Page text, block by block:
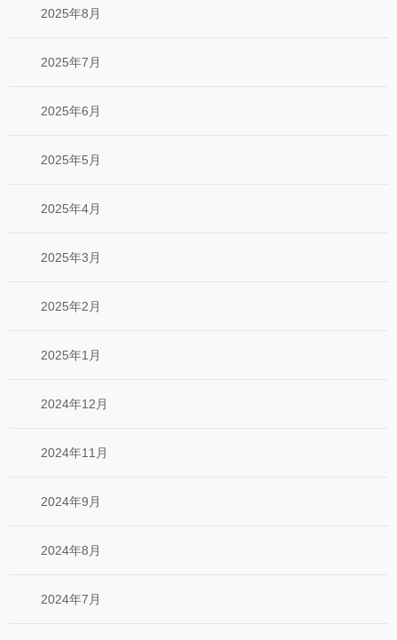
2025年8月
2025年7月
2025年6月
2025年5月
2025年4月
2025年3月
2025年2月
2025年1月
2024年12月
2024年11月
2024年9月
2024年8月
2024年7月